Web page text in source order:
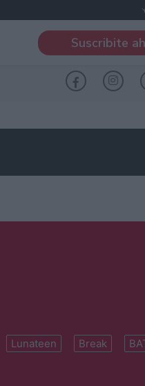
Suscribite
Lunateen Break